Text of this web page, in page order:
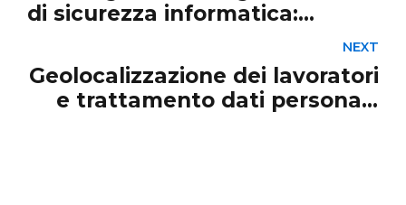
di sicurezza informatica:
ACN
NEXT
Geolocalizzazione dei lavoratori
e trattamento dati personali: